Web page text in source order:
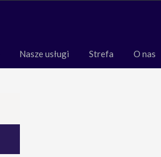
Nasze usługi Strefa O nas